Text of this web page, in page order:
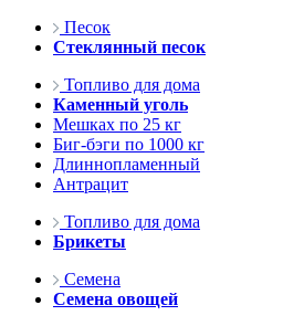
Песок
Стеклянный песок
Топливо для дома
Каменный уголь
Мешках по 25 кг
Биг-бэги по 1000 кг
Длиннопламенный
Антрацит
Топливо для дома
Брикеты
Семена
Семена овощей